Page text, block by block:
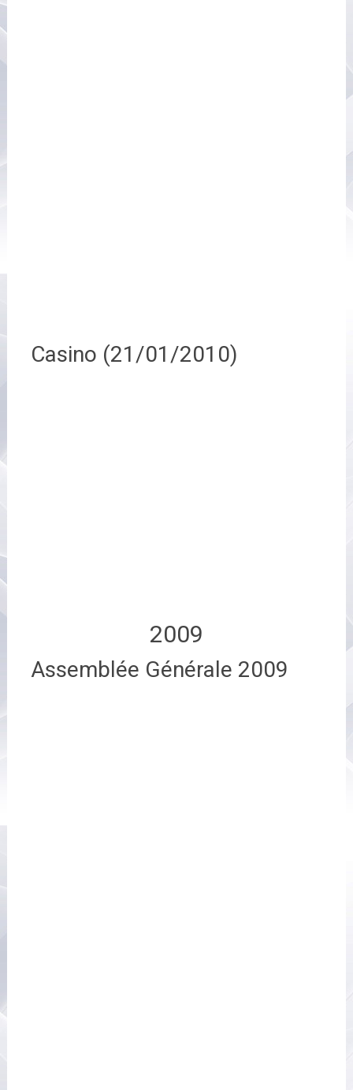
Casino (21/01/2010)
2009
Assemblée Générale 2009